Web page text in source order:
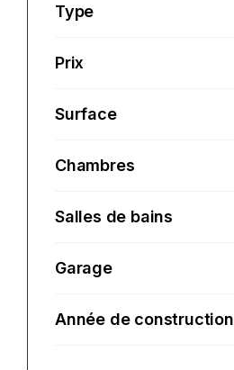
Type
Prix
Surface
Chambres
Salles de bains
Garage
Année de construction